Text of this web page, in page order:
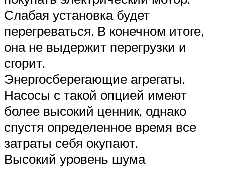
Слабая установка будет
перегреваться. В конечном итоге,
она не выдержит перегрузки и
сгорит.
Энергосберегающие агрегаты.
Насосы с такой опцией имеют
более высокий ценник, однако
спустя определенное время все
затраты себя окупают.
Высокий уровень шума